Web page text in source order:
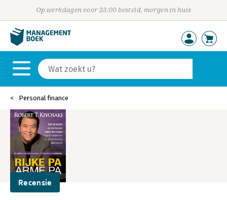
Op werkdagen voor 23:00 besteld, morgen in huis
Personal finance
Recensie